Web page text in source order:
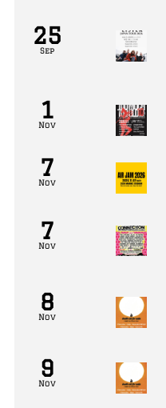
25
Sep
1
Nov
7
Nov
7
Nov
8
Nov
9
Nov